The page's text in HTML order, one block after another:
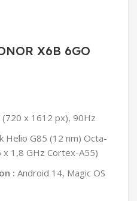
X6B 6GO
(720 x 1612 px), 90Hz
Helio G85 (12 nm) Octa-
1,8 GHz Cortex-A55)
: Android 14, Magic OS